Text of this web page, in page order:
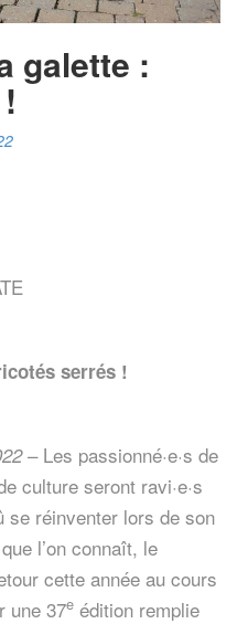
galette :
serrés !
– Les passionné·e·s de
culture seront ravi·e·s
se réinventer lors de son
l’on connaît, le
cette année au cours
une 37e édition remplie